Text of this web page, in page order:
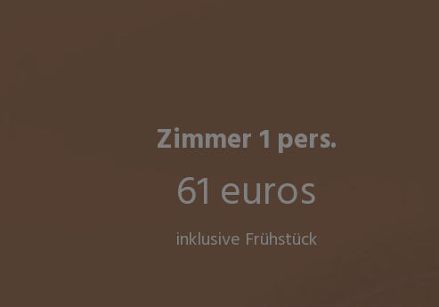
Zimmer 1 pers.
61 euros
inklusive Frühstück